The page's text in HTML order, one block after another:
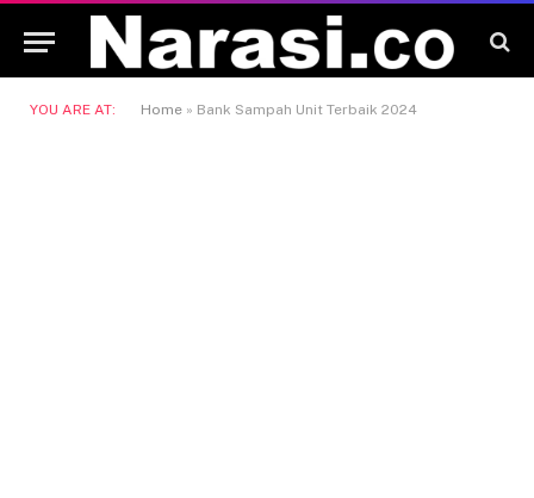
YOU ARE AT: Home » Bank Sampah Unit Terbaik 2024